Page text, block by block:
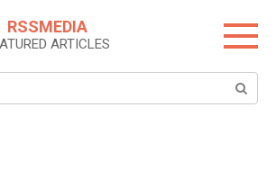
RSSMEDIA
ARTICLES